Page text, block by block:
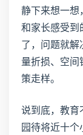
静下来想一想
和家长感受到
了，问题就
量折损、空
策走样。
说到底，教育
园待将近十